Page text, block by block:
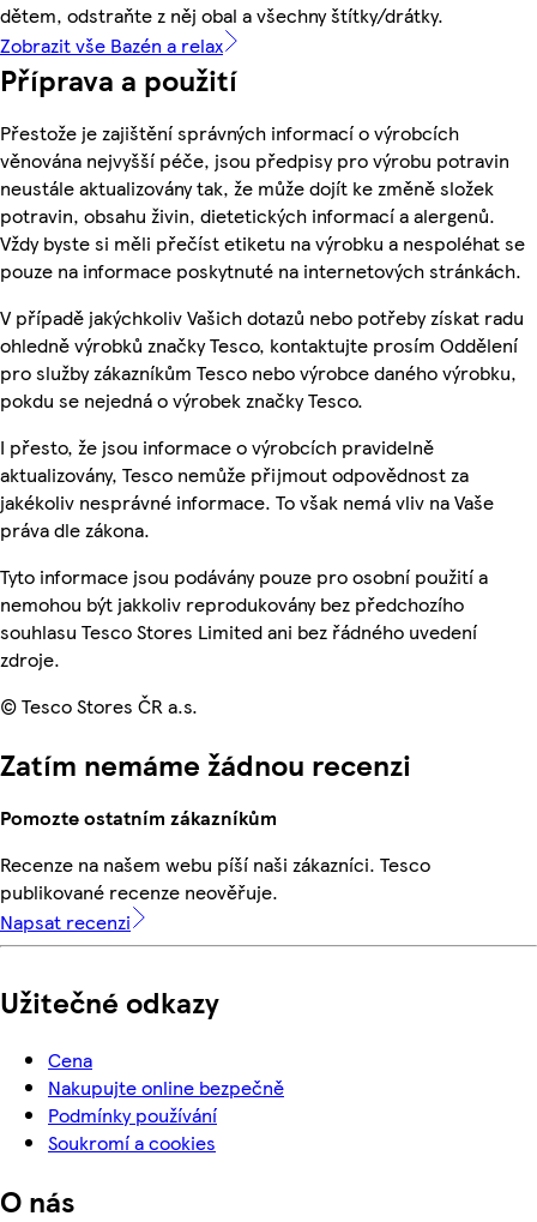
dětem, odstraňte z něj obal a všechny štítky/drátky.
Zobrazit vše Bazén a relax
Příprava a použití
Přestože je zajištění správných informací o výrobcích
věnována nejvyšší péče, jsou předpisy pro výrobu potravin
neustále aktualizovány tak, že může dojít ke změně složek
potravin, obsahu živin, dietetických informací a alergenů.
Vždy byste si měli přečíst etiketu na výrobku a nespoléhat se
pouze na informace poskytnuté na internetových stránkách.
V případě jakýchkoliv Vašich dotazů nebo potřeby získat radu
ohledně výrobků značky Tesco, kontaktujte prosím Oddělení
pro služby zákazníkům Tesco nebo výrobce daného výrobku,
pokdu se nejedná o výrobek značky Tesco.
I přesto, že jsou informace o výrobcích pravidelně
aktualizovány, Tesco nemůže přijmout odpovědnost za
jakékoliv nesprávné informace. To však nemá vliv na Vaše
práva dle zákona.
Tyto informace jsou podávány pouze pro osobní použití a
nemohou být jakkoliv reprodukovány bez předchozího
souhlasu Tesco Stores Limited ani bez řádného uvedení
zdroje.
© Tesco Stores ČR a.s.
Zatím nemáme žádnou recenzi
Pomozte ostatním zákazníkům
Recenze na našem webu píší naši zákazníci. Tesco
publikované recenze neověřuje.
Napsat recenzi
Užitečné odkazy
Cena
Nakupujte online bezpečně
Podmínky používání
Soukromí a cookies
O nás